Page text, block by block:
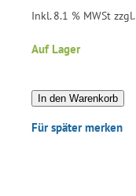
Inkl. 8.1 % MWSt zzgl.
Auf Lager
In den Warenkorb
Für später merken